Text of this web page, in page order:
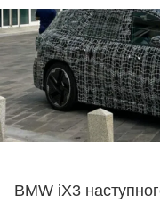
BMW iX3